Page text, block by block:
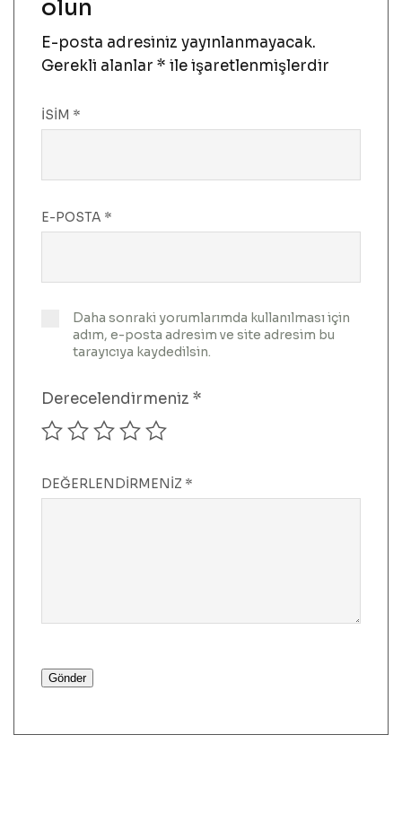
olun
E-posta adresiniz yayınlanmayacak.
Gerekli alanlar * ile işaretlenmişlerdir
İSIM *
E-POSTA *
Daha sonraki yorumlarımda kullanılması için
adım, e-posta adresim ve site adresim bu
tarayıcıya kaydedilsin.
Derecelendirmeniz *
DEĞERLENDIRMENIZ *
Gönder